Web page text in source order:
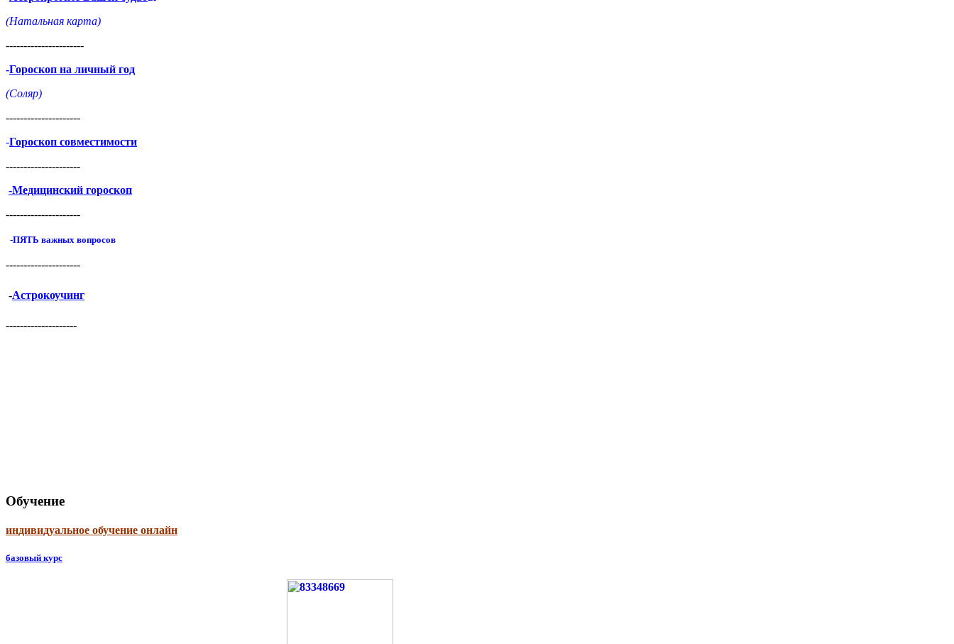
(Натальная карта)
----------------------
-Гороскоп на личный год
(Соляр)
---------------------
-Гороскоп совместимости
---------------------
-Медицинский гороскоп
---------------------
-ПЯТЬ важных вопросов
---------------------
-Астрокоучинг
--------------------
Обучение
индивидуальное обучение онлайн
базовый курс